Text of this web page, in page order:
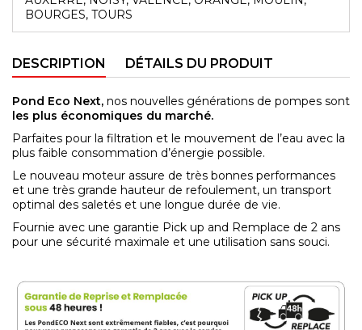
BOURGES, TOURS
DESCRIPTION DÉTAILS DU PRODUIT
Pond Eco Next, nos nouvelles générations de pompes sont
les plus économiques du marché.
Parfaites pour la filtration et le mouvement de l’eau avec la
plus faible consommation d’énergie possible.
Le nouveau moteur assure de très bonnes performances
et une très grande hauteur de refoulement, un transport
optimal des saletés et une longue durée de vie.
Fournie avec une garantie Pick up and Remplace de 2 ans
pour une sécurité maximale et une utilisation sans souci.